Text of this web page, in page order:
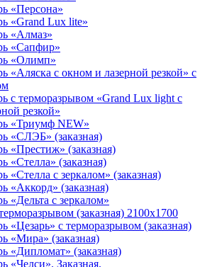
«Персона»
«Grand Lux lite»
«Алмаз»
«Сапфир»
«Олимп»
«Аляска с окном и лазерной резкой» с
с терморазрывом «Grand Lux light с
резкой»
«Триумф NEW»
«СЛЭБ» (заказная)
«Престиж» (заказная)
«Стелла» (заказная)
«Стелла с зеркалом» (заказная)
«Аккорд» (заказная)
«Дельта с зеркалом»
(заказная) 2100х1700
«Цезарь» с терморазрывом (заказная)
«Мира» (заказная)
«Дипломат» (заказная)
«Челси». Заказная.